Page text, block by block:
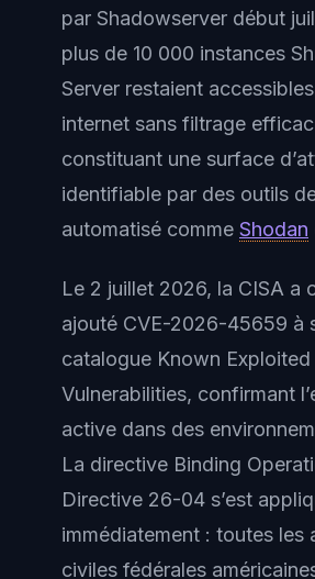
par Shadowserver début
plus de 10 000 instances
Server restaient
internet sans filtrage
constituant une surface
identifiable par des outils
automatisé comme Shodan
Le 2 juillet 2026, la CISA a
ajouté CVE-2026-45659 à
catalogue Known Exploited
Vulnerabilities, confirmant
active dans des
La directive Binding
Directive 26-04 s’est
immédiatement : toutes les
civiles fédérales